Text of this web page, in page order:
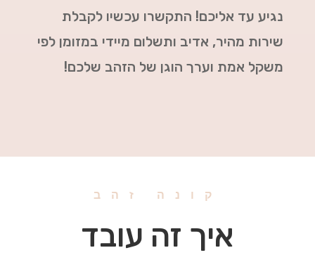
נגיע עד אליכם! התקשרו עכשיו לקבלת
שירות מהיר, אדיב ותשלום מיידי במזומן לפי
משקל אמת וערך הוגן של הזהב שלכם!
קונה זהב
איך זה עובד